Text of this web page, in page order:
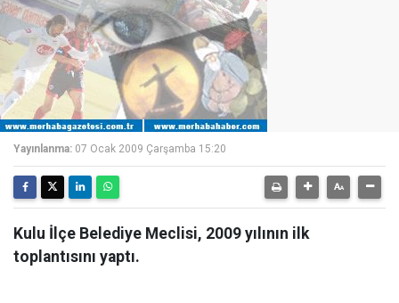
Yayınlanma: 07 Ocak 2009 Çarşamba 15:20
Kulu İlçe Belediye Meclisi, 2009 yılının ilk
toplantısını yaptı.